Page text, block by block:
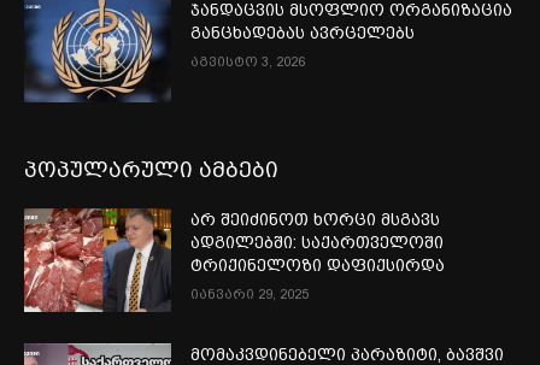
ჯანდაცვის მსოფლიო ორგანიზაცია
განცხადებას ავრცელებს
აგვისტო 3, 2026
პოპულარული ამბები
არ შეიძინოთ ხორცი მსგავს
ადგილებში: საქართველოში
ტრიქინელოზი დაფიქსირდა
იანვარი 29, 2025
მომაკვდინებელი პარაზიტი, ბავშვი